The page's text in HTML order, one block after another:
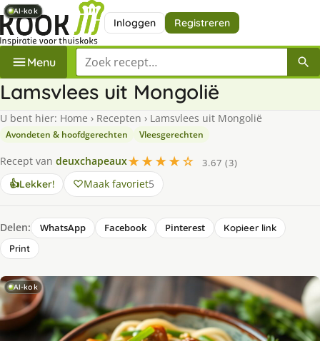
Inloggen Registreren
Menu Zoek een recept
Lamsvlees uit Mongolië
U bent hier: Home › Recepten › Lamsvlees uit Mongolië
Avondeten & hoofdgerechten Vleesgerechten
Recept van deuxchapeaux★★★★☆
3.67 (3)
👍Lekker! Maak favoriet5
Delen: WhatsApp Facebook Pinterest
Kopieer link
Print
AI-kok
AI-kok
AI-kok
AI-kok
AI-kok
AI-kok
AI-kok
AI-kok
AI-kok